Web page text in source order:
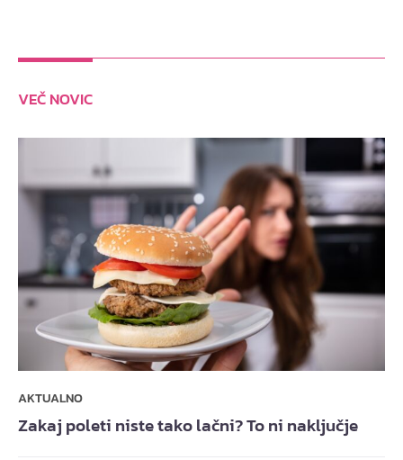
VEČ NOVIC
AKTUALNO
Zakaj poleti niste tako lačni? To ni naključje